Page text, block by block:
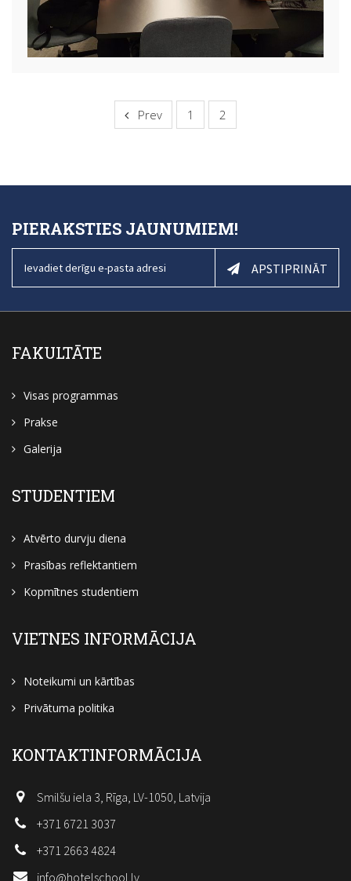
Prev 1 2
PIERAKSTIES JAUNUMIEM!
APSTIPRINĀT
FAKULTĀTE
Visas programmas
Prakse
Galerija
STUDENTIEM
Atvērto durvju diena
Prasības reflektantiem
Kopmītnes studentiem
VIETNES INFORMĀCIJA
Noteikumi un kārtības
Privātuma politika
KONTAKTINFORMĀCIJA
Smilšu iela 3, Rīga, LV-1050, Latvija
+371 6721 3037
+371 2663 4824
info@hotelschool.lv